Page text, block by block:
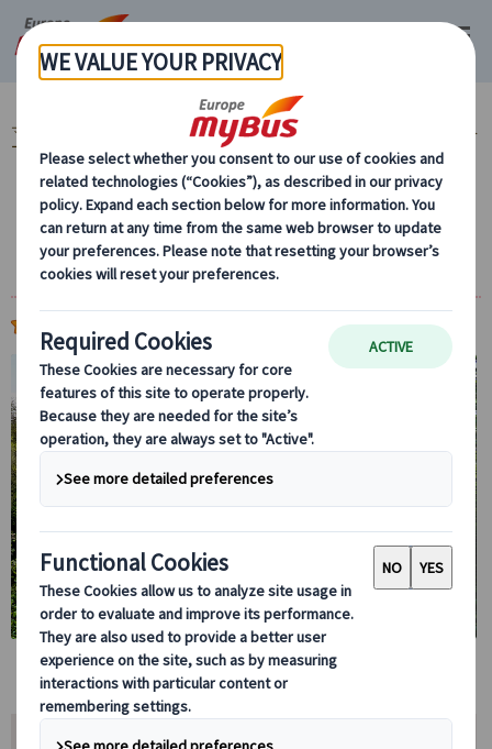
マイバス・ヨーロッパ イギリス (48) ロンドン (48)
ロンドン発 プライベ
ートツアー・専用車観光 (16)
公認ガイド・アシスタント (9)
日本語アシスタント付き！自由に巡るロンド
ン散策＆ショッピングプライベートツアー